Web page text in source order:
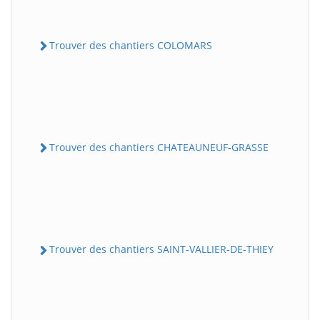
Trouver des chantiers COLOMARS
Trouver des chantiers CHATEAUNEUF-GRASSE
Trouver des chantiers SAINT-VALLIER-DE-THIEY